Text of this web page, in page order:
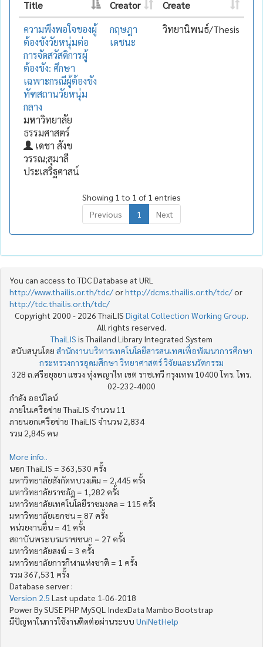
Title Creator
Create
ความพึงพอใจของผู้
ต้องขังวัยหนุ่มต่อ
การจัดสวัสดิการผู้
ต้องขัง: ศึกษา
เฉพาะกรณีผู้ต้องขัง
ทัฑสถานวัยหนุ่ม
กลาง
มหาวิทยาลัย
ธรรมศาสตร์
เดชา สังข
วรรณ;สุมาลี
ประเสริฐศาสน์
กฤษฎา
เดชนะ
วิทยานิพนธ์/Thesis
Showing 1 to 1 of 1 entries
Previous
1 Next
You can access to TDC Database at URL
http://www.thailis.or.th/tdc/orhttp://dcms.thailis.or.th/tdc/or
http://tdc.thailis.or.th/tdc/
Copyright 2000 - 2026 ThaiLIS Digital Collection Working Group
All rights reserved.
ThaiLIS is Thailand Library Integrated System
สนับสนุนโดย สำนักงานบริหารเทคโนโลยีสารสนเทศเพื่อพัฒนาการศึกษา
กระทรวงการอุดมศึกษา วิทยาศาสตร์ วิจัยและนวัตกรรม
328 ถ.ศรีอยุธยา แขวง ทุ่งพญาไท เขต ราชเทวี กรุงเทพ 10400 โทร. โทร.
02-232-4000
กำลัง ออน์ไลน์
ภายในเครือข่าย ThaiLIS จำนวน 11
ภายนอกเครือข่าย ThaiLIS จำนวน 2,834
รวม 2,845 คน
More info..
นอก ThaiLIS = 363,530 ครั้ง
มหาวิทยาลัยสังกัดทบวงเดิม = 2,445 ครั้ง
มหาวิทยาลัยราชภัฏ = 1,282 ครั้ง
มหาวิทยาลัยเทคโนโลยีราชมงคล = 115 ครั้ง
มหาวิทยาลัยเอกชน = 87 ครั้ง
หน่วยงานอื่น = 41 ครั้ง
สถาบันพระบรมราชชนก = 27 ครั้ง
มหาวิทยาลัยสงฆ์ = 3 ครั้ง
มหาวิทยาลัยการกีฬาแห่งชาติ = 1 ครั้ง
รวม 367,531 ครั้ง
Database server :
Version 2.5 Last update 1-06-2018
Power By SUSE PHP MySQL IndexData Mambo Bootstrap
มีปัญหาในการใช้งานติดต่อผ่านระบบ UniNetHelp